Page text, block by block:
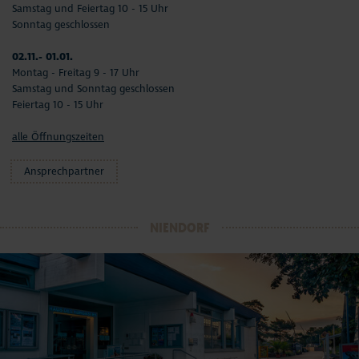
Samstag und Feiertag 10 - 15 Uhr
Sonntag geschlossen
02.11.- 01.01.
Montag - Freitag 9 - 17 Uhr
Samstag und Sonntag geschlossen
Feiertag 10 - 15 Uhr
alle Öffnungszeiten
Ansprechpartner